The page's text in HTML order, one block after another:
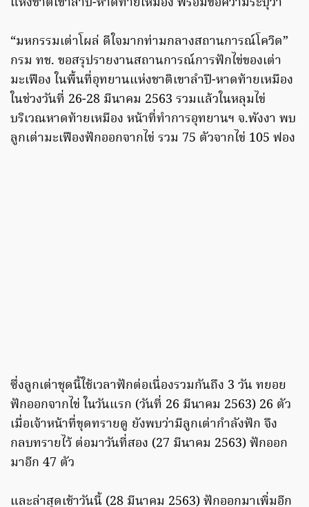
“มหกรรมเต่าโผล่ ดีใจมากท่ามกลางสถานการณ์โควิด”
กรม ทช. ขอสรุปรายงานสถานการณ์การฟักไข่ของเต่า
มะเฟือง ในพื้นที่อุทยานแห่งชาติเขาลำปี-หาดท้ายเหมือง
ในช่วงวันที่ 26-28 มีนาคม 2563 รวมแล้วในหลุมไข่
บริเวณหาดท้ายเหมือง หน้าที่ทำการอุทยานฯ จ.พังงา พบ
ลูกเต่ามะเฟืองฟักออกจากไข่ รวม 75 ตัวจากไข่ 105 ฟอง
ซึ่งลูกเต่าชุดนี้ใช้เวลาฟักต่อเนื่องรวมกันถึง 3 วัน ทยอย
ฟักออกจากไข่ ในวันแรก (วันที่ 26 มีนาคม 2563) 26 ตัว
เมื่อเจ้าหน้าที่ขุดทรายดู ยังพบว่ามีลูกเต่ากำลังฟัก จึง
กลบทรายไว้ ต่อมาวันที่สอง (27 มีนาคม 2563) ฟักออก
มาอีก 47 ตัว
และล่าสุดเช้าวันนี้ (28 มีนาคม 2563) ฟักออกมาเพิ่มอีก